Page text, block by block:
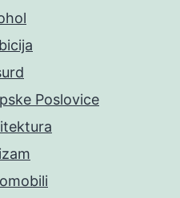
Poslovice